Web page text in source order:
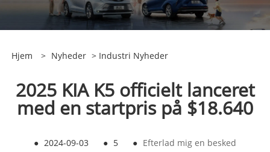
Hjem > Nyheder > Industri Nyheder
2025 KIA K5 officielt lanceret
med en startpris på $18.640
● 2024-09-03 ● 5 ● Efterlad mig en besked